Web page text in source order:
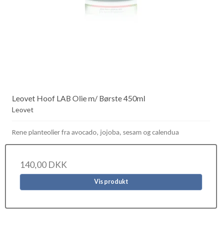
Leovet Hoof LAB Olie m/ Børste 450ml
Leovet
Rene planteolier fra avocado, jojoba, sesam og calendua
140,00 DKK
Vis produkt